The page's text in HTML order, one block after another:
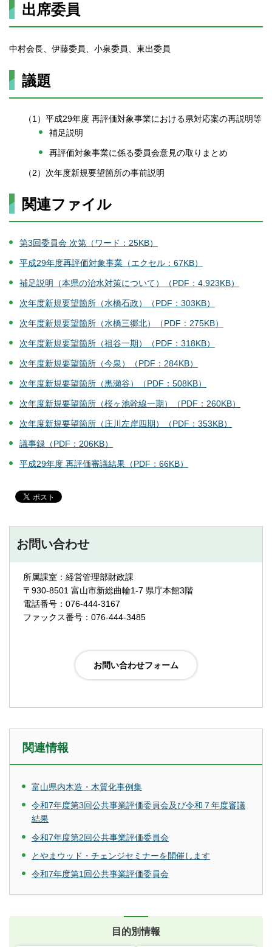
出席委員
中村会長、伊藤委員、小泉委員、東出委員
議題
（1）平成29年度 再評価対象事業における県対応案の再説明等
補足説明
再評価対象事業に係る委員会意見の取りまとめ
（2）次年度新規要望箇所の事前説明
関連ファイル
第3回委員会 次第（ワード：25KB）
平成29年度再評価対象事業（エクセル：67KB）
補足説明（本県の治水対策について）（PDF：4,923KB）
次年度新規要望箇所（水橋石政）（PDF：303KB）
次年度新規要望箇所（水橋三郷北）（PDF：275KB）
次年度新規要望箇所（祖谷一期）（PDF：318KB）
次年度新規要望箇所（今泉）（PDF：284KB）
次年度新規要望箇所（黒瀬谷）（PDF：508KB）
次年度新規要望箇所（桜ヶ池幹線一期）（PDF：260KB）
次年度新規要望箇所（庄川左岸四期）（PDF：353KB）
議事録（PDF：206KB）
平成29年度 再評価審議結果（PDF：66KB）
お問い合わせ
所属課室：経営管理部財政課
〒930-8501 富山市新総曲輪1-7 県庁本館3階
電話番号：076-444-3167
ファックス番号：076-444-3485
関連情報
富山県内木造・木質化事例集
令和7年度第3回公共事業評価委員会及び令和７年度審議
結果
令和7年度第2回公共事業評価委員会
とやまウッド・チェンジセミナーを開催します
令和7年度第1回公共事業評価委員会
目的別情報